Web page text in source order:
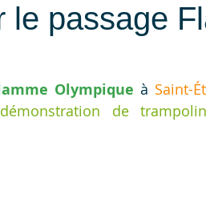
le passage
Olympique à Saint-
démonstration de